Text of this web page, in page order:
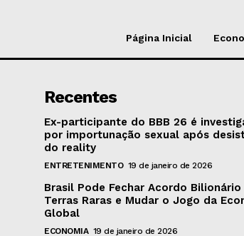
Página Inicial
Recentes
Ex-participante do BBB 26 é
por importunação sexual após
do reality
ENTRETENIMENTO 19 de janeiro de 2026
Brasil Pode Fechar Acordo
Terras Raras e Mudar o Jogo da
Global
ECONOMIA 19 de janeiro de 2026